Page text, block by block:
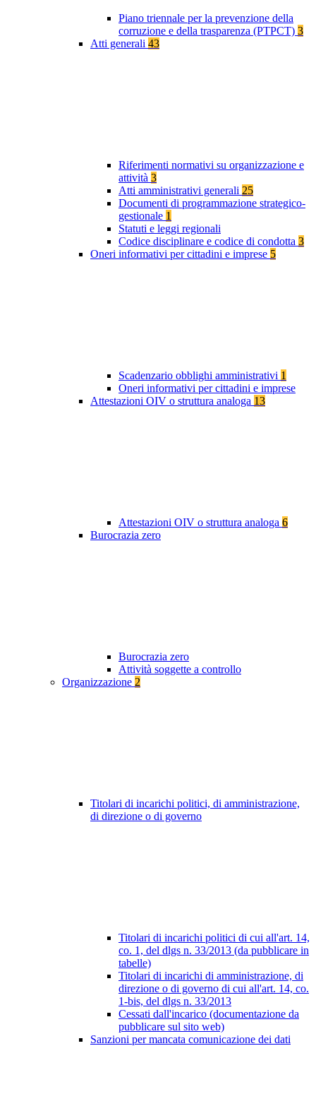
Piano triennale per la prevenzione della
corruzione e della trasparenza (PTPCT) 3
Atti generali 43
Riferimenti normativi su organizzazione e
attività 3
Atti amministrativi generali 25
Documenti di programmazione strategico-
gestionale 1
Statuti e leggi regionali
Codice disciplinare e codice di condotta 3
Oneri informativi per cittadini e imprese 5
Scadenzario obblighi amministrativi 1
Oneri informativi per cittadini e imprese
Attestazioni OIV o struttura analoga 13
Attestazioni OIV o struttura analoga 6
Burocrazia zero
Burocrazia zero
Attività soggette a controllo
Organizzazione 2
Titolari di incarichi politici, di amministrazione,
di direzione o di governo
Titolari di incarichi politici di cui all'art. 14,
co. 1, del dlgs n. 33/2013 (da pubblicare in
tabelle)
Titolari di incarichi di amministrazione, di
direzione o di governo di cui all'art. 14, co.
1-bis, del dlgs n. 33/2013
Cessati dall'incarico (documentazione da
pubblicare sul sito web)
Sanzioni per mancata comunicazione dei dati